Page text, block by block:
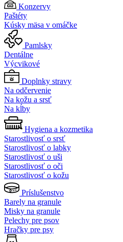
Konzervy
Paštéty
Kúsky mäsa v omáčke
Pamlsky
Dentálne
Výcvikové
Doplnky stravy
Na odčervenie
Na kožu a srsť
Na kĺby
Hygiena a kozmetika
Starostlivosť o srsť
Starostlivosť o labky
Starostlivosť o uši
Starostlivosť o oči
Starostlivosť o kožu
Príslušenstvo
Barely na granule
Misky na granule
Pelechy pre psov
Hračky pre psy